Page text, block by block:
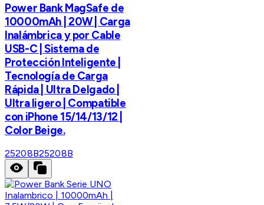
Power Bank MagSafe de
10000mAh | 20W | Carga
Inalámbrica y por Cable
USB-C | Sistema de
Protección Inteligente |
Tecnología de Carga
Rápida | Ultra Delgado |
Ultra ligero | Compatible
con iPhone 15/14/13/12 |
Color Beige.
25208B25208B